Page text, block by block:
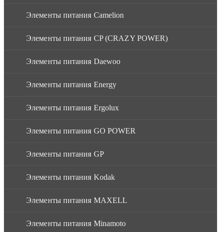
Элементы питания Camelion
Элементы питания CP (CRAZY POWER)
Элементы питания Daewoo
Элементы питания Energy
Элементы питания Ergolux
Элементы питания GO POWER
Элементы питания GP
Элементы питания Kodak
Элементы питания MAXELL
Элементы питания Minamoto